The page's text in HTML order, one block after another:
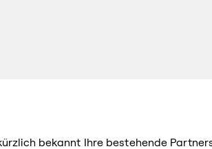
bekannt Ihre bestehende